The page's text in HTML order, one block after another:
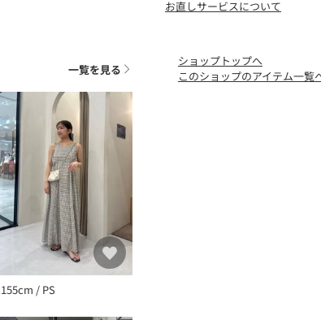
ざいますので予めご了承の
▼商品のお気に入り登録
お直しサービスについて
一覧を見る
155cm / PS
ショップトップへ
このショップのアイテム一覧